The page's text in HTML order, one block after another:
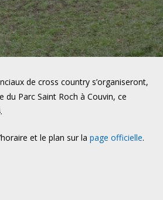
de cross country s’organiseront,
du Parc Saint Roch à Couvin, ce
et le plan sur la page officielle.